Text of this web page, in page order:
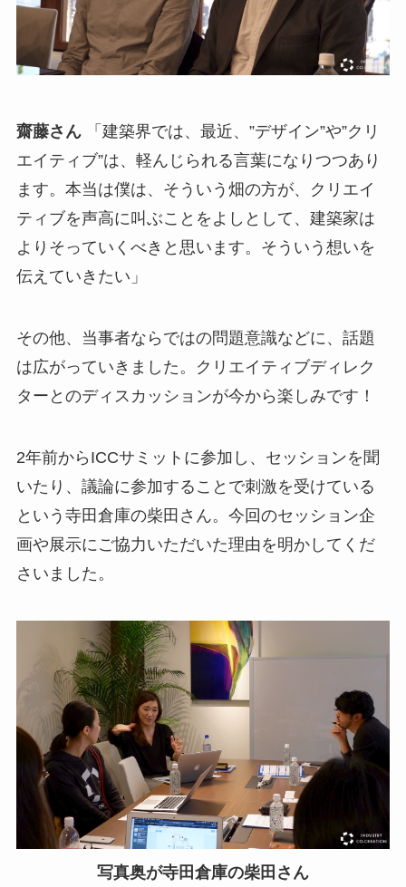
齋藤さん「建築界では、最近、”デザイン”や”クリ
エイティブ”は、軽んじられる言葉になりつつあり
ます。本当は僕は、そういう畑の方が、クリエイ
ティブを声高に叫ぶことをよしとして、建築家は
よりそっていくべきと思います。そういう想いを
伝えていきたい」
その他、当事者ならではの問題意識などに、話題
は広がっていきました。クリエイティブディレク
ターとのディスカッションが今から楽しみです！
2年前からICCサミットに参加し、セッションを聞
いたり、議論に参加することで刺激を受けている
という寺田倉庫の柴田さん。今回のセッション企
画や展示にご協力いただいた理由を明かしてくだ
さいました。
写真奥が寺田倉庫の柴田さん